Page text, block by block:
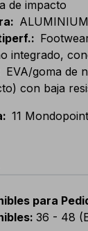
de impacto
:
:
integrado,
EVA/goma de
con baja
: 11 Mondopoint
para
: 36 - 48